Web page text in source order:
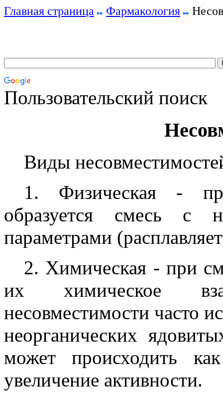
Главная страница Фармакология
Пользовательский поиск
Виды
1. Физическая -
образуется смесь с
параметрами
2. Химическая - при
их химическое
несовместимости часто
неорганических
может происходить
увеличение активности.